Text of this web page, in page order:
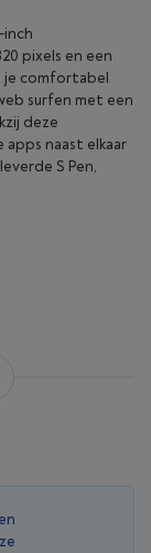
pixels en een
je comfortabel
surfen met een
deze
naast elkaar
S Pen,